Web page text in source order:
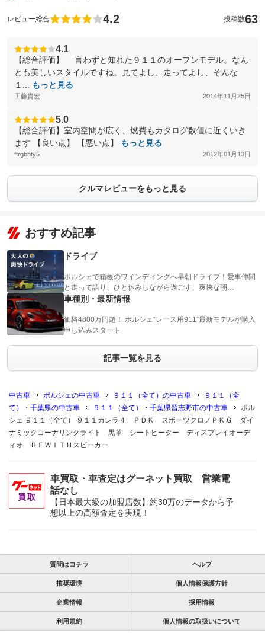
レビュー総合 4.2 投稿数63
4.1
【総合評価】 言わずと知れた９１１のオープンモデル。なん
とも美しいスタイルですね。見てよし、走ってよし、そんな
１...
もっと見る
工藤貴宏 2014年11月25日
5.0
【総合評価】室内空間が広く、燃費もカタログ数値に近くいき
ます 【良い点】 【悪い点】
もっと見る
ftrgbhty5 2012年01月13日
クルマレビューをもっと見る
おすすめ記事
ドライブ
ポルシェで箱根のワインディングへ早朝ドライブ！愛車仲間
と走って語り、ひと休みしながら過ごす、爽快な朝…
車種別・最新情報
価格4800万円超！ ポルシェ“レース用911”最新モデルが購入
申し込みスタート
記事一覧を見る
中古車 ポルシェの中古車 ９１１（全て）の中古車
９１１（全
て）・千葉県の中古車
９１１（全て）・千葉県習志野市の中古車
ポル
シェ ９１１（全て） ９１１カレラ４ ＰＤＫ スポーツクロノＰＫＧ ダイ
ナミックコーナリングライト 黒革 シートヒーター ディスプレイオーデ
ィオ ＢＥＷＩＴＨスピーカー
車買取・車査定はグーネット買取 営業電
話なし
【日本最大級の加盟店数】約30万のデータから予
想以上の高額査定を実現！
質問はコチラ ヘルプ
推奨環境 個人情報保護方針
企業情報 採用情報
利用規約 個人情報の取扱いについて